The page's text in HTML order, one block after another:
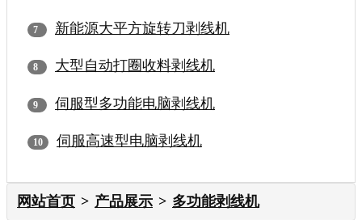
新能源大平方旋转刀剥线机
大型自动打圈收料剥线机
伺服型多功能电脑剥线机
伺服高速型电脑剥线机
网站首页 产品展示 多功能剥线机